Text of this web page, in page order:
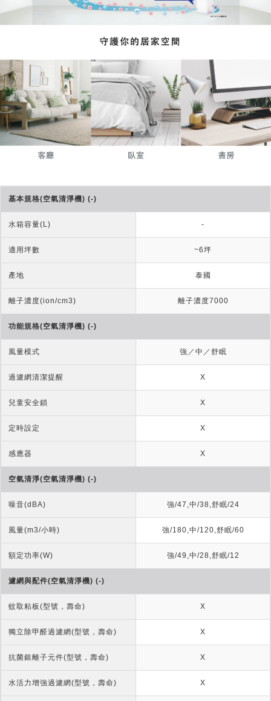
基本規格(空氣清淨機) (-)
水箱容量(L) -
適用坪數 ~6坪
產地 泰國
離子濃度(ion/cm3) 離子濃度7000
功能規格(空氣清淨機) (-)
風量模式 強／中／舒眠
過濾網清潔提醒 X
兒童安全鎖 X
定時設定 X
感應器 X
空氣清淨(空氣清淨機) (-)
噪音(dBA) 強/47,中/38,舒眠/24
風量(m3/小時) 強/180,中/120,舒眠/60
額定功率(W) 強/49,中/28,舒眠/12
濾網與配件(空氣清淨機) (-)
蚊取粘板(型號，壽命) X
獨立除甲醛過濾網(型號，壽命) X
抗菌銀離子元件(型號，壽命) X
水活力增強過濾網(型號，壽命) X